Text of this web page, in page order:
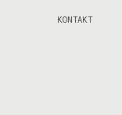
KONTAKT